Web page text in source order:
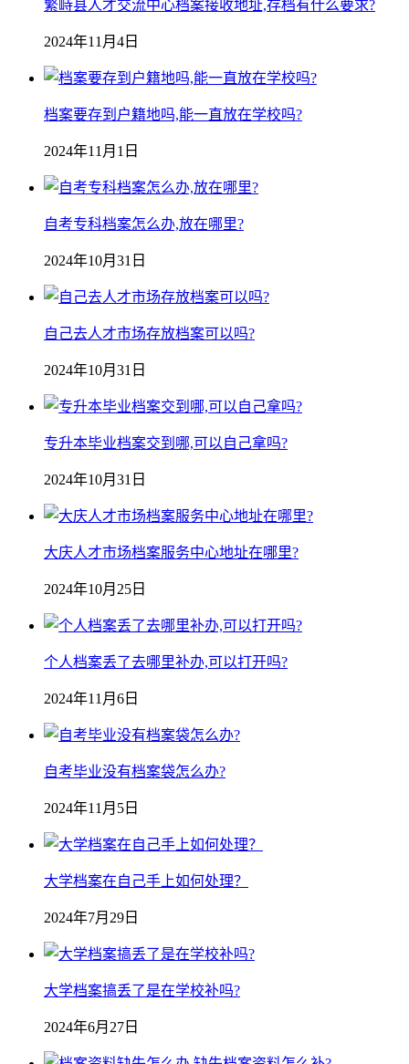
繁峙县人才交流中心档案接收地址,存档有什么要求?
2024年11月4日
档案要存到户籍地吗,能一直放在学校吗?
2024年11月1日
自考专科档案怎么办,放在哪里?
2024年10月31日
自己去人才市场存放档案可以吗?
2024年10月31日
专升本毕业档案交到哪,可以自己拿吗?
2024年10月31日
大庆人才市场档案服务中心地址在哪里?
2024年10月25日
个人档案丢了去哪里补办,可以打开吗?
2024年11月6日
自考毕业没有档案袋怎么办?
2024年11月5日
大学档案在自己手上如何处理？
2024年7月29日
大学档案搞丢了是在学校补吗?
2024年6月27日